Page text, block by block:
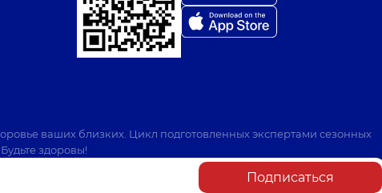
ваших близких. Цикл подготовленных экспертами сезонных
здоровы!
Подписаться